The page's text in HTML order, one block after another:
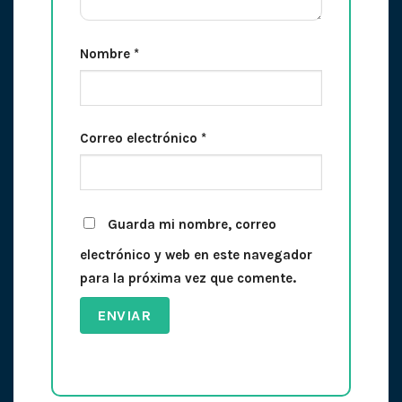
Nombre *
Correo electrónico *
Guarda mi nombre, correo
electrónico y web en este navegador
para la próxima vez que comente.